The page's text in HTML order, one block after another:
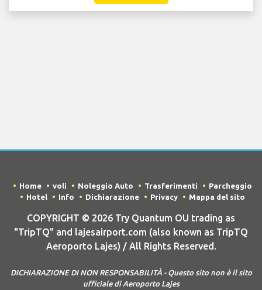
Home voli Noleggio Auto Trasferimenti
Parcheggio
Hotel
Info Dichiarazione Privacy Mappa del sito
COPYRIGHT © 2026 Try Quantum OU trading as
"TripTQ" and lajesairport.com (also known as TripTQ
Aeroporto Lajes) / All Rights Reserved.
DICHIARAZIONE DI NON RESPONSABILITÀ - Questo sito non è il sito
ufficiale di Aeroporto Lajes